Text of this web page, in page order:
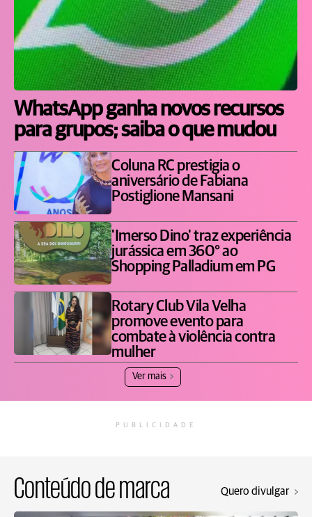
WhatsApp ganha novos recursos
para grupos; saiba o que mudou
Coluna RC prestigia o
aniversário de Fabiana
Postiglione Mansani
'Imerso Dino' traz experiência
jurássica em 360° ao
Shopping Palladium em PG
Rotary Club Vila Velha
promove evento para
combate à violência contra
mulher
Ver mais
PUBLICIDADE
Conteúdo de marca Quero divulgar